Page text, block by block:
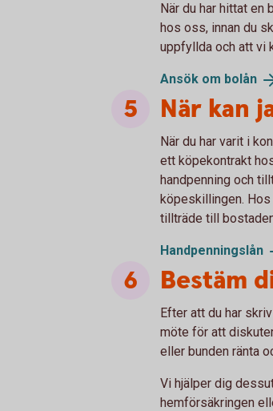
När du har hittat
hos oss, innan du
uppfyllda och att vi
Ansök om bolån
När kan
När du har varit i
ett köpekontrakt
handpenning och
köpeskillingen.
tillträde till
Handpenningslån
Bestäm
Efter att du har
möte för att
eller bunden ränta
Vi hjälper dig
hemförsäkringen